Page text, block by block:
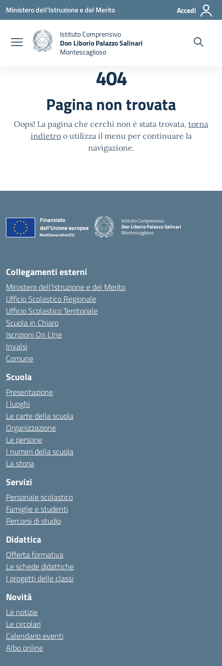
Vai ai contenuti
Vai al menu di navigazione
Vai al footer
Ministero dell'Istruzione e del Merito Accedi
Istituto Comprensivo
Don Liborio Palazzo Salinari
Montescaglioso
404
Pagina non trovata
Oops! La pagina che cerchi non è stata trovata, torna
indietroo utilizza il menu per continuare la
navigazione.
Istituto Comprensivo
Don Liborio Palazzo Salinari
Montescaglioso
Collegamenti esterni
Ministero dell'Istruzione e del Merito
Ufficio Scolastico Regionale
Ufficio Scolastico Territoriale
Scuola in Chiaro
Iscrizioni On LIne
Invalsi
Comune
Scuola
Presentazione
I luoghi
Le carte della scuola
Organizzazione
Le persone
I numeri della scuola
La storia
Servizi
Personale scolastico
Famiglie e studenti
Percorsi di studio
Didattica
Offerta formativa
Le schede didattiche
I progetti delle classi
Novità
Le notizie
Le circolari
Calendario eventi
Albo online